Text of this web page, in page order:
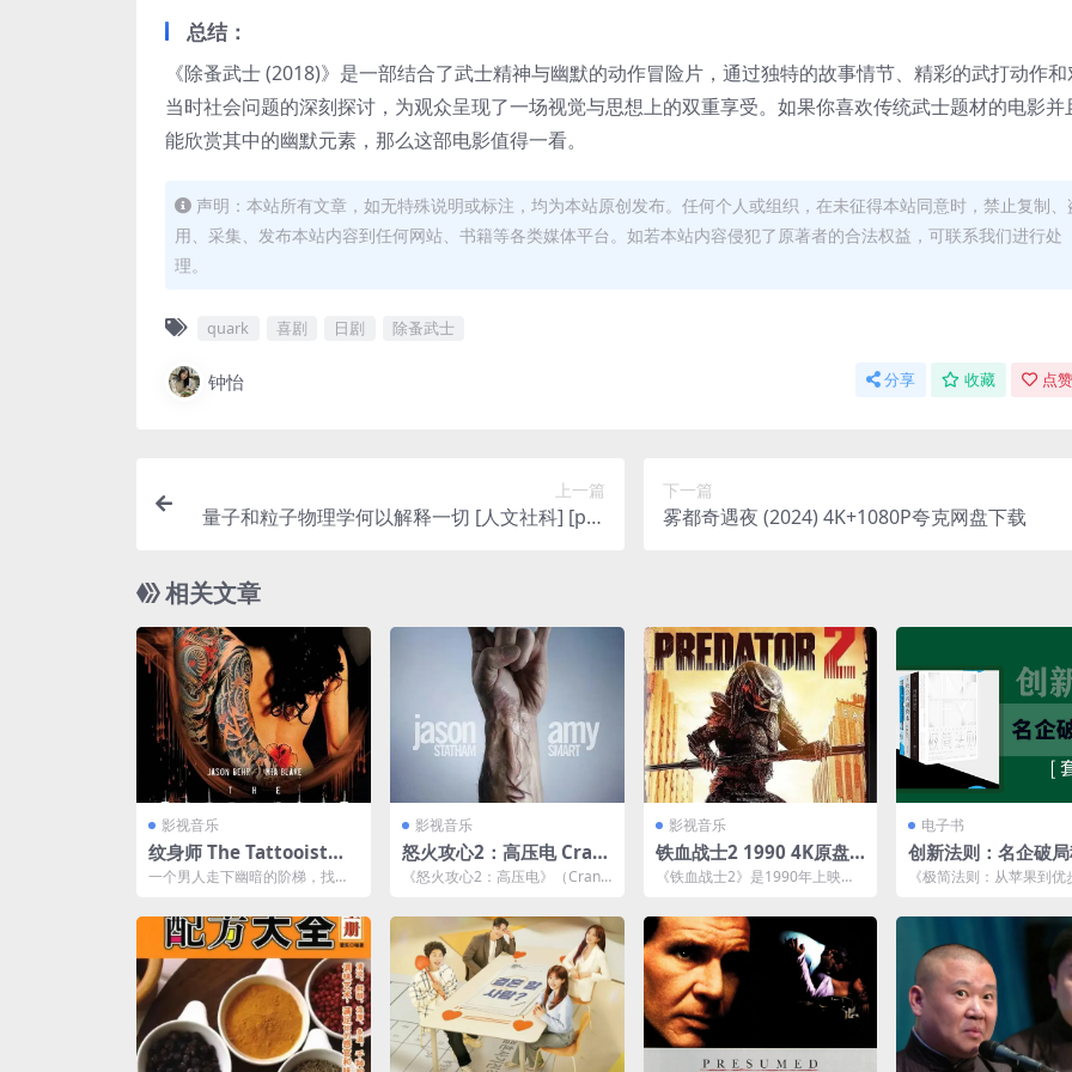
总结：
《除蚤武士 (2018)》是一部结合了武士精神与幽默的动作冒险片，通过独特的故事情节、精彩的武打动作和
当时社会问题的深刻探讨，为观众呈现了一场视觉与思想上的双重享受。如果你喜欢传统武士题材的电影并
能欣赏其中的幽默元素，那么这部电影值得一看。
声明：本站所有文章，如无特殊说明或标注，均为本站原创发布。任何个人或组织，在未征得本站同意时，禁止复制、
用、采集、发布本站内容到任何网站、书籍等各类媒体平台。如若本站内容侵犯了原著者的合法权益，可联系我们进行处
理。
quark 喜剧 日剧 除蚤武士
钟怡 分享 收藏 点
上一篇
量子和粒子物理学何以解释一切 [ 人文社科] [pdf
下一篇
雾都奇遇夜 (2024) 4K+1080P夸克网盘下载
相关文章
影视音乐
纹身师 The Tattooist夸
克网盘下载 (2007) 1080P
一个男人走下幽暗的阶梯，找到
住他的手，撩起了男孩的袖...
影视音乐
怒火攻心2：高压电 Cran
k 2: High Voltage 1080
B 中文字幕
《怒火攻心2：高压电》（Crank
影视音乐
铁血战士2 1990 4K原盘R
EMUX 杜比视界 内封字幕
《铁血战士2》是1990年上映的
斯 (Stephe...
电子书
创新法则：名企破局
[ 套装合集] [pdf+全
《极简法则：从苹果到优
查德·科克在本书中告...